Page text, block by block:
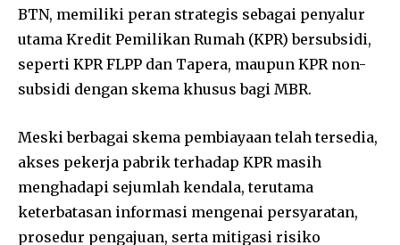
BTN, memiliki peran strategis sebagai penyalur
utama Kredit Pemilikan Rumah (KPR) bersubsidi,
seperti KPR FLPP dan Tapera, maupun KPR non-
subsidi dengan skema khusus bagi MBR.
Meski berbagai skema pembiayaan telah tersedia,
akses pekerja pabrik terhadap KPR masih
menghadapi sejumlah kendala, terutama
keterbatasan informasi mengenai persyaratan,
prosedur pengajuan, serta mitigasi risiko